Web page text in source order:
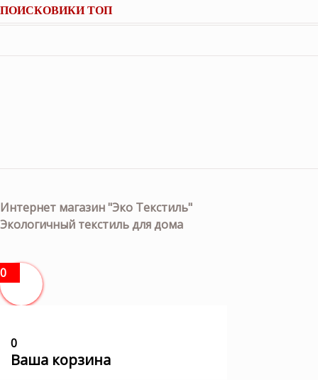
ПОИСКОВИКИ ТОП
Интернет магазин "Эко Текстиль"
Экологичный текстиль для дома
0
0
Ваша корзина